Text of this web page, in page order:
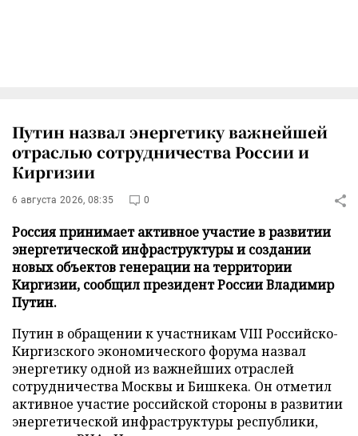
Путин назвал энергетику важнейшей
отраслью сотрудничества России и
Киргизии
6 августа 2026, 08:35 0
Россия принимает активное участие в развитии
энергетической инфраструктуры и создании
новых объектов генерации на территории
Киргизии, сообщил президент России Владимир
Путин.
Путин в обращении к участникам VIII Российско-
Киргизского экономического форума назвал
энергетику одной из важнейших отраслей
сотрудничества Москвы и Бишкека. Он отметил
активное участие российской стороны в развитии
энергетической инфраструктуры республики,